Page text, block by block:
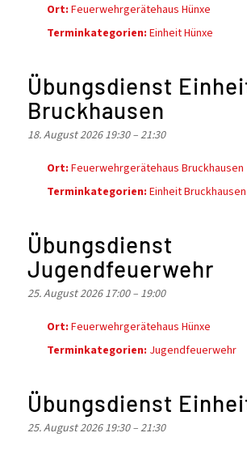
Ort: Feuerwehrgerätehaus Hünxe
Terminkategorien: Einheit Hünxe
Übungsdienst
Bruckhausen
18. August 2026 19:30–21:30
Ort: Feuerwehrgerätehaus Bruckhausen
Terminkategorien: Einheit Bruckhausen
Übungsdienst
Jugendfeuerwehr
25. August 2026 17:00– 19:00
Ort: Feuerwehrgerätehaus Hünxe
Terminkategorien: Jugendfeuerwehr
Übungsdienst
25. August 2026 19:30–21:30